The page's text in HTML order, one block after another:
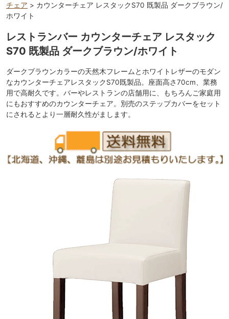
チェア > カウンターチェア レスタックS70 既製品 ダークブラウン/
ホワイト
レストランバー カウンターチェア レスタック
S70 既製品 ダークブラウン/ホワイト
ダークブラウンカラーの天然木フレームとホワイトレザーのモダン
なカウンターチェアレスタックS70既製品。座面高さ70cm、業務
用で高耐久です。バーやレストランの店舗用に、もちろんご家庭用
にもおすすめのカウンターチェア。別売のステップカバーをセット
にされるとより一層耐久性がまします。